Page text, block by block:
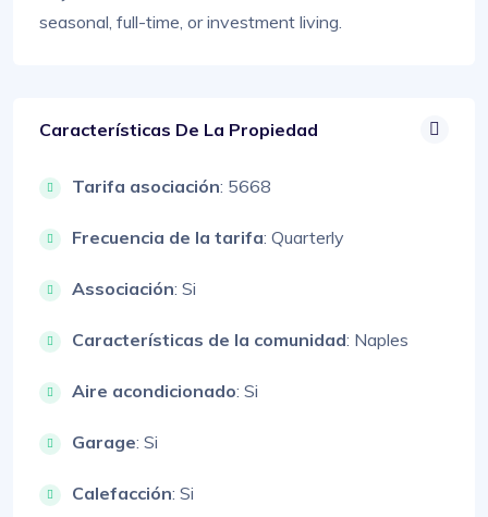
seasonal, full-time, or investment living.
Características De La Propiedad
Tarifa asociación: 5668
Frecuencia de la tarifa: Quarterly
Associación: Si
Características de la comunidad: Naples
Aire acondicionado: Si
Garage: Si
Calefacción: Si